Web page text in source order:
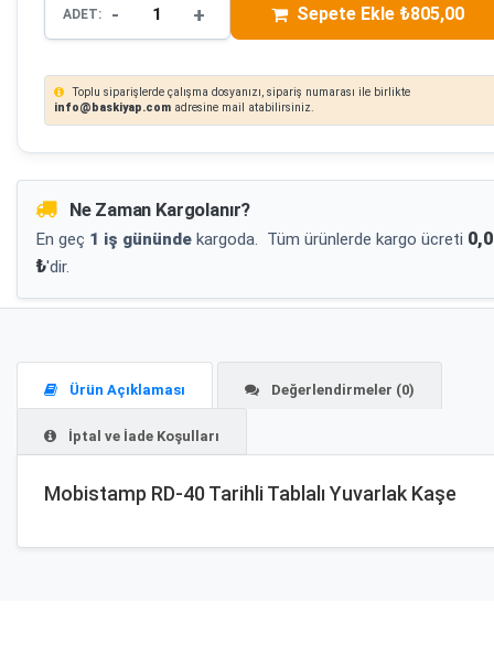
ADET: - + Sepete Ekle ₺805,00
Toplu siparişlerde çalışma dosyanızı, sipariş numarası ile birlikte
info@baskiyap.com adresine mail atabilirsiniz.
Ne Zaman Kargolanır?
En geç 1 iş gününde kargoda. Tüm ürünlerde kargo ücreti
₺'dir.
Ürün Açıklaması Değerlendirmeler (0)
İptal ve İade Koşulları
Mobistamp RD-40 Tarihli Tablalı Yuvarlak Kaşe